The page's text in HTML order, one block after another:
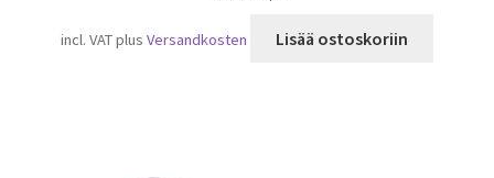
incl. VATplusVersandkosten Lisää ostoskoriin